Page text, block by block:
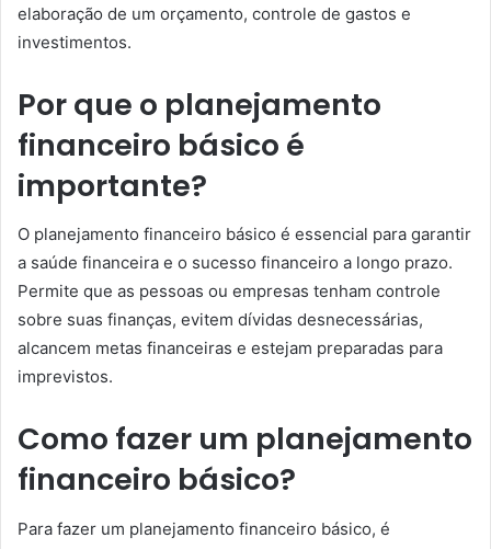
elaboração de um orçamento, controle de gastos e
investimentos.
Por que o planejamento
financeiro básico é
importante?
O planejamento financeiro básico é essencial para garantir
a saúde financeira e o sucesso financeiro a longo prazo.
Permite que as pessoas ou empresas tenham controle
sobre suas finanças, evitem dívidas desnecessárias,
alcancem metas financeiras e estejam preparadas para
imprevistos.
Como fazer um planejamento
financeiro básico?
Para fazer um planejamento financeiro básico, é